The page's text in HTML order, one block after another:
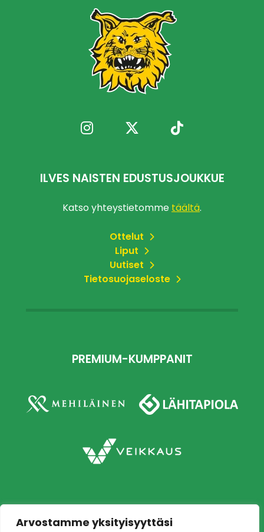
Arvostamme yksityisyyttäsi
ILVES NAISTEN EDUSTUSJOUKKUE
Katso yhteystietomme täältä.
Ottelut
Liput
Uutiset
Tietosuojaseloste
PREMIUM-KUMPPANIT